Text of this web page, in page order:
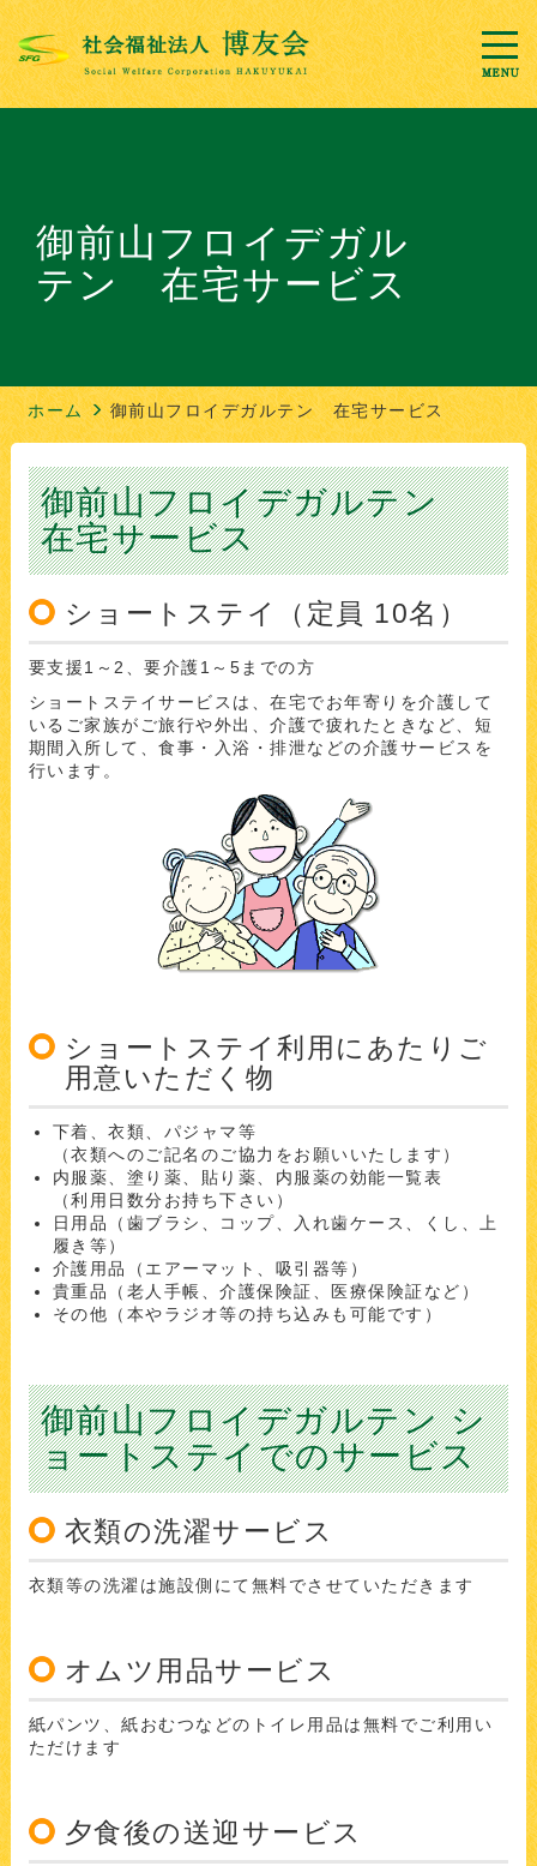
御前山フロイデガル
テン 在宅サービス
ホーム 御前山フロイデガルテン 在宅サービス
御前山フロイデガルテン
在宅サービス
ショートステイ（定員 10名）
要支援1～2、要介護1～5までの方
ショートステイサービスは、在宅でお年寄りを介護して
いるご家族がご旅行や外出、介護で疲れたときなど、短
期間入所して、食事・入浴・排泄などの介護サービスを
行います。
ショートステイ利用にあたりご
用意いただく物
下着、衣類、パジャマ等
（衣類へのご記名のご協力をお願いいたします）
内服薬、塗り薬、貼り薬、内服薬の効能一覧表
（利用日数分お持ち下さい）
日用品（歯ブラシ、コップ、入れ歯ケース、くし、上
履き等）
介護用品（エアーマット、吸引器等）
貴重品（老人手帳、介護保険証、医療保険証など）
その他（本やラジオ等の持ち込みも可能です）
御前山フロイデガルテン シ
ョートステイでのサービス
衣類の洗濯サービス
衣類等の洗濯は施設側にて無料でさせていただきます
オムツ用品サービス
紙パンツ、紙おむつなどのトイレ用品は無料でご利用い
ただけます
夕食後の送迎サービス